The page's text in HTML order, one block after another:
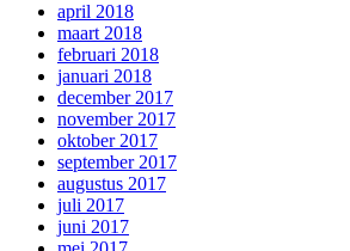
april 2018
maart 2018
februari 2018
januari 2018
december 2017
november 2017
oktober 2017
september 2017
augustus 2017
juli 2017
juni 2017